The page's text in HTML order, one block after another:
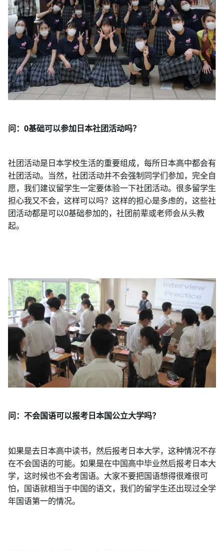
问：0基础可以参加日本社团活动吗？
社团活动是日本学校生活的重要组成，每所日本高中都会有
社团活动。当然，社团活动并不会强制同学们参加，完全自
愿，我们建议留学生一定要体验一下社团活动。很多留学生
担心我又不会，这样可以吗？这样的担心是多虑的，这些社
团活动都是可以0基础参加的，社团前辈或老师会从头教
起。
问：不会国语可以报考日本国公立大学吗？
如果是去日本高中读书，然后报考日本大学，这种情况不存
在不会国语的可能。如果是在中国高中毕业然后报考日本大
学，这时候也不会考国语。大家不要把国语想得很难很可
怕，国语就相当于中国的语文，我们的留学生还出现过全学
年国语第一的情况。